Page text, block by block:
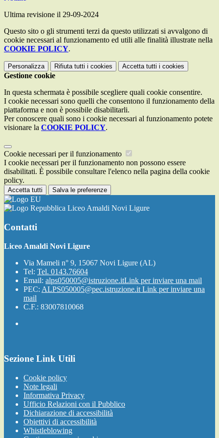
Ultima revisione il 29-09-2024
Questo sito o gli strumenti terzi da questo utilizzati si avvalgono di
cookie necessari al funzionamento ed utili alle finalità illustrate nella
COOKIE POLICY.
Personalizza Rifiuta tutti i cookies Accetta tutti i cookies
Gestione cookie
In questa schermata è possibile scegliere quali cookie consentire.
I cookie necessari sono quelli che consentono il funzionamento della
piattaforma e non è possibile disabilitarli.
Per conoscere quali sono i cookie necessari al funzionamento potete
visionare la COOKIE POLICY.
Cookie necessari per il funzionamento
I cookie necessari per il funzionamento non possono essere
disabilitati. È possibile consultare l'elenco nella pagina della cookie
policy.
Accetta tutti Salva le preferenze
Liceo Amaldi Novi Ligure
Contatti
Liceo Amaldi Novi Ligure
Via Mameli n° 9, 15067 Novi Ligure (AL)
Tel: Tel. 0143.76604
Email: alps050005@istruzione.itLink per inviare una mail
PEC: ALPS050005@pec.istruzione.it Link per inviare una
mail
C.F.: 83007810068
Sezione Link Utili
Cookie policy
Note legali
Informativa Privacy
Ufficio Relazioni con il Pubblico
Dichiarazione di accessibilità
Obiettivi di accessibilità
Whistleblowing